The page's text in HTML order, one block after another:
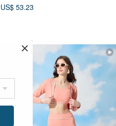
US$ 53.23